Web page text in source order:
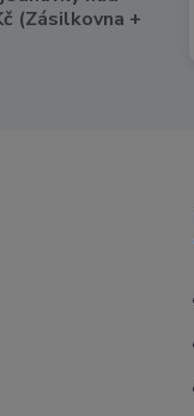
(Zásilkovna +